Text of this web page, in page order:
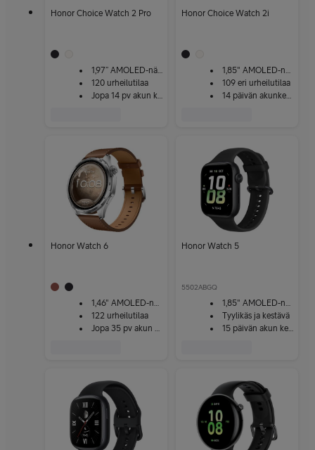
Honor Choice Watch 2 Pro
1,97” AMOLED-näyttö
120 urheilutilaa
Jopa 14 pv akun kesto
Honor Choice Watch 2i
1,85" AMOLED-näyttö
109 eri urheilutilaa
14 päivän akunkesto
Honor Watch 6
1,46" AMOLED-näyttö
122 urheilutilaa
Jopa 35 pv akun kesto
Honor Watch 5
5502ABGQ
1,85" AMOLED-näyttö
Tyylikäs ja kestävä
15 päivän akun kesto